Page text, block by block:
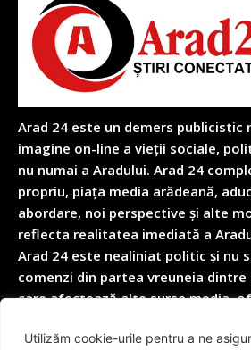
Utilizăm cookie-urile pentru a ne
Arad 24 este un demers publicistic
imagine on-line a vieții sociale,
nu numai a Aradului. Arad 24
propriu, piața media arădeană,
abordare, noi perspective și alte
reflecta realitatea imediată a
Arad 24 este nealiniat politic și nu
comenzi din partea vreuneia
care afectează alte surse media,
a realității cotidiene.